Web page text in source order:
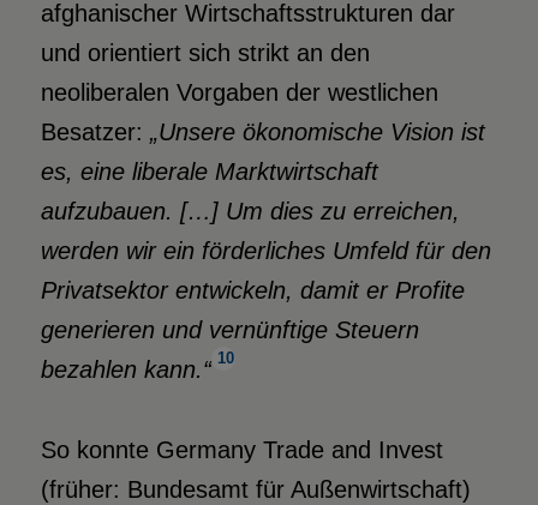
afghanischer Wirtschaftsstrukturen dar
und orientiert sich strikt an den
neoliberalen Vorgaben der westlichen
Besatzer: „Unsere ökonomische Vision ist
es, eine liberale Marktwirtschaft
aufzubauen. […] Um dies zu erreichen,
werden wir ein förderliches Umfeld für den
Privatsektor entwickeln, damit er Profite
generieren und vernünftige Steuern
bezahlen kann.“ 10
So konnte Germany Trade and Invest
(früher: Bundesamt für Außenwirtschaft)